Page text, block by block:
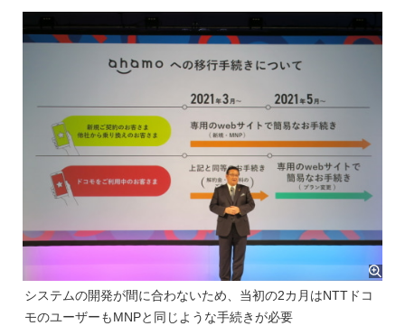
システムの開発が間に合わないため、当初の2カ月はNTTドコ
モのユーザーもMNPと同じような手続きが必要